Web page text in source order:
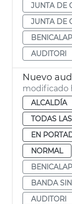
JUNTA DE
JUNTA DE
BENICALAP
AUDITORI
Nuevo
modificado
ALCALDÍA
TODAS
EN
NORMAL
BENICALAP
BANDA
AUDITORI